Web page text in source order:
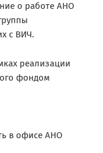
о работе АНО
с ВИЧ.
реализации
фондом
в офисе АНО